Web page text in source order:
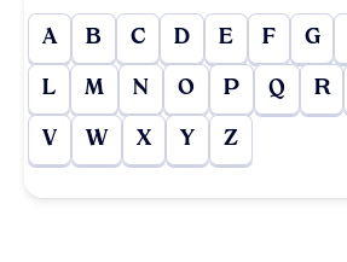
A B C D E F G
L M N O P Q R
V W X Y Z